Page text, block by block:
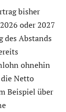
bisher
oder 2027
des Abstands
ohnehin
Netto
Beispiel über